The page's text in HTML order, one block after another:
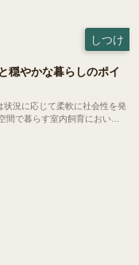
しつけ
穏やかな暮らしのポイ
況に応じて柔軟に社会性を発